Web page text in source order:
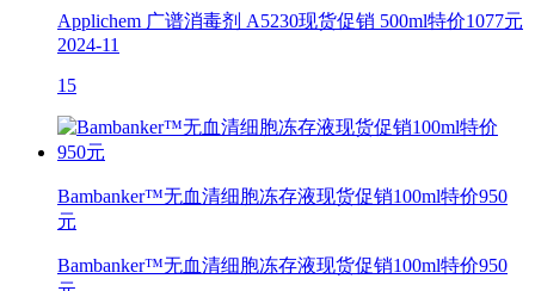
Applichem 广谱消毒剂 A5230现货促销 500ml特价1077元
2024-11
15
Bambanker™无血清细胞冻存液现货促销100ml特价950
元
Bambanker™无血清细胞冻存液现货促销100ml特价950